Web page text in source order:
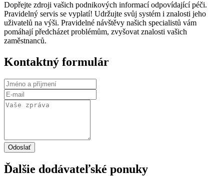
Dopřejte zdroji vašich podnikových informací odpovídající péči.
Pravidelný servis se vyplatí! Udržujte svůj systém i znalosti jeho
uživatelů na výši. Pravidelné návštěvy našich specialistů vám
pomáhají předcházet problémům, zvyšovat znalosti vašich
zaměstnanců.
Kontaktný formulár
Odoslať
Ďalšie dodávateľské ponuky